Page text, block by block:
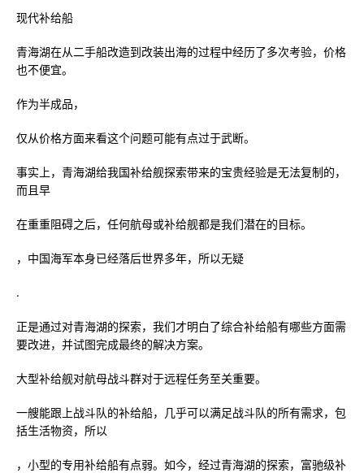
现代补给船
青海湖在从二手船改造到改装出海的过程中经历了多次考验，价格
也不便宜。
作为半成品，
仅从价格方面来看这个问题可能有点过于武断。
事实上，青海湖给我国补给舰探索带来的宝贵经验是无法复制的，
而且早
在重重阻碍之后，任何航母或补给舰都是我们潜在的目标。
，中国海军本身已经落后世界多年，所以无疑
.
正是通过对青海湖的探索，我们才明白了综合补给船有哪些方面需
要改进，并试图完成最终的解决方案。
大型补给舰对航母战斗群对于远程任务至关重要。
一艘能跟上战斗队的补给船，几乎可以满足战斗队的所有需求，包
括生活物资，所以
，小型的专用补给船有点弱。如今，经过青海湖的探索，富驰级补